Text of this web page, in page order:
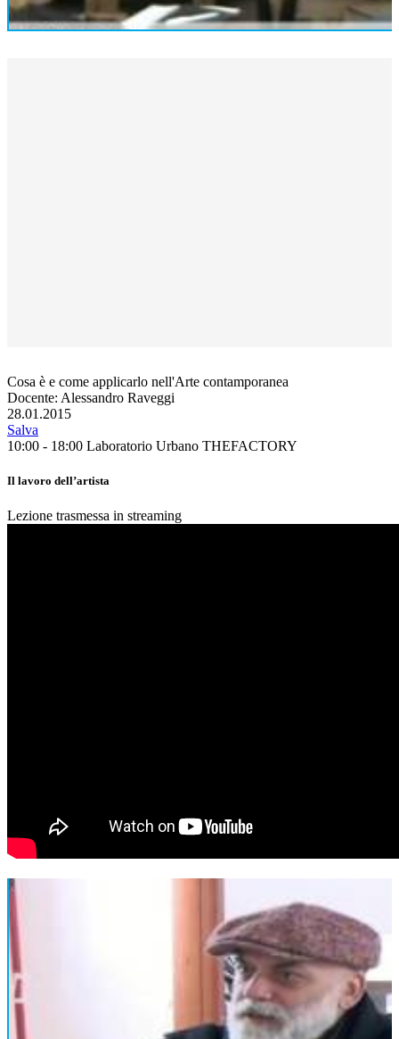
Cosa è e come applicarlo nell'Arte contamporanea
Docente: Alessandro Raveggi
28.01.2015
Salva
10:00 - 18:00 Laboratorio Urbano THEFACTORY
Il lavoro dell’artista
Lezione trasmessa in streaming